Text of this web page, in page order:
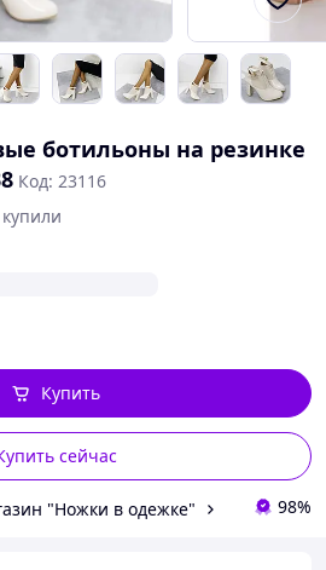
ботильоны на резинке
Код: 23116
сейчас
Купить
"Ножки в одежке" 98%